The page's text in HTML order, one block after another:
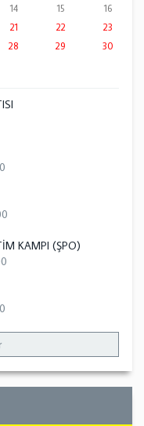
14 15
16
21 22
23
28 29
30
KAMPI (ŞPO)